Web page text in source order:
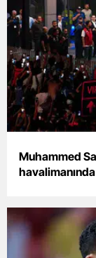
Muhammed
havalimanında